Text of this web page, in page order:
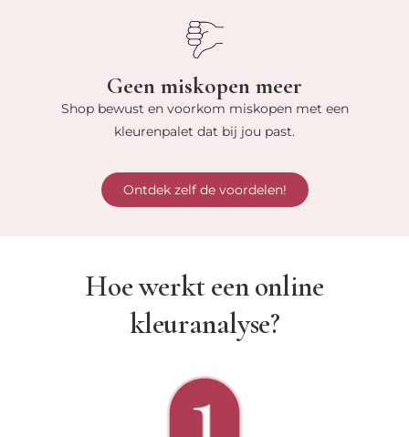
Geen miskopen meer
Shop bewust en voorkom miskopen met een
kleurenpalet dat bij jou past.
Ontdek zelf de voordelen!
Hoe werkt een online
kleuranalyse?